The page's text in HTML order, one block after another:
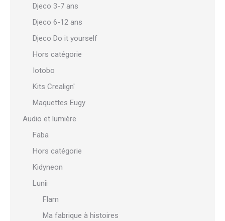
Djeco 3-7 ans
Djeco 6-12 ans
Djeco Do it yourself
Hors catégorie
Iotobo
Kits Crealign'
Maquettes Eugy
Audio et lumière
Faba
Hors catégorie
Kidyneon
Lunii
Flam
Ma fabrique à histoires